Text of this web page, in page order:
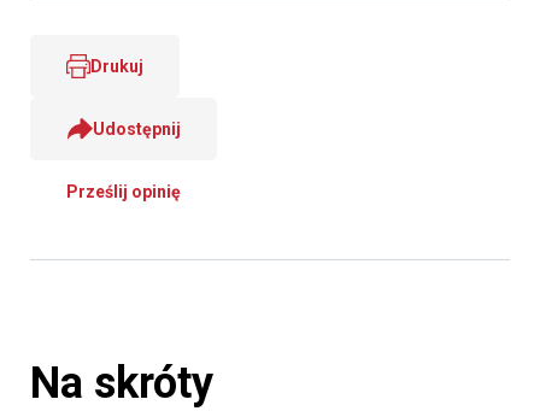
Drukuj
Udostępnij
Prześlij opinię
Na skróty